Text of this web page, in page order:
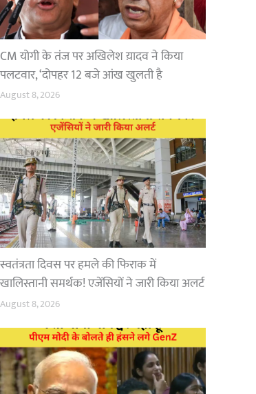
CM योगी के तंज पर अखिलेश य़ादव ने किया
पलटवार, ‘दोपहर 12 बजे आंख खुलती है
August 8, 2026
स्वतंत्रता दिवस पर हमले की फिराक में
खालिस्तानी समर्थक! एजेंसियों ने जारी किया अलर्ट
August 8, 2026